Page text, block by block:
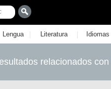
Lengua | Literatura | Idiomas
relacionados con